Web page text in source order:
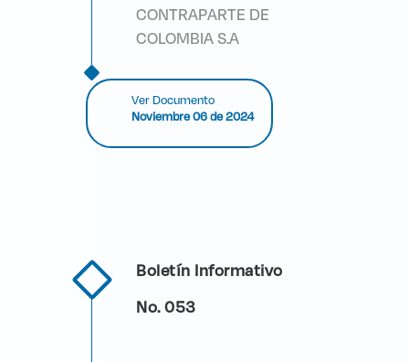
CONTRAPARTE DE
COLOMBIA S.A
Ver Documento
Noviembre 06 de 2024
Boletín Informativo
No. 053